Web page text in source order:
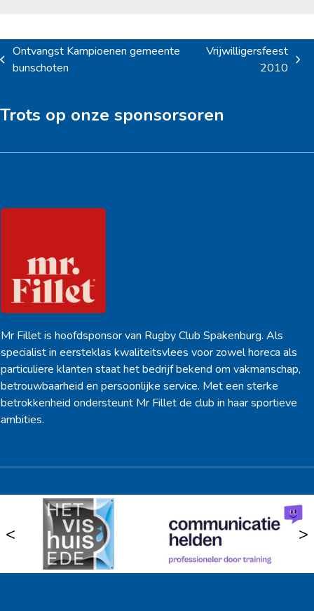
previous
Ontvangst Kampioenen gemeente
bunschoten
Vrijwilligersfeest
2010
Trots op onze sponsorsoren
Mr Fillet is hoofdsponsor van Rugby Club Spakenburg. Als
specialist in eersteklas kwaliteitsvlees voor zowel horeca als
particuliere klanten staat het bedrijf bekend om vakmanschap,
betrouwbaarheid en persoonlijke service. Met een sterke
betrokkenheid ondersteunt Mr Fillet de club in haar sportieve
ambities.
< >